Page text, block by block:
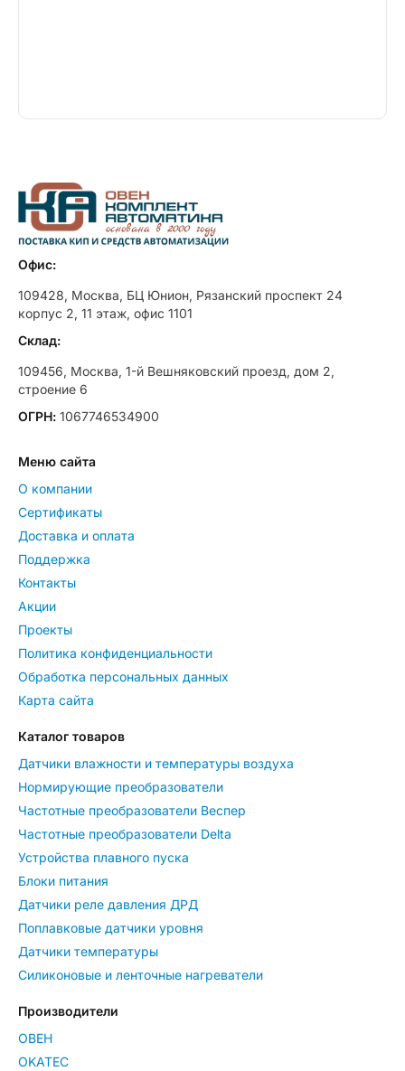
Офис:
109428, Москва, БЦ Юнион, Рязанский проспект 24
корпус 2, 11 этаж, офис 1101
Склад:
109456, Москва, 1-й Вешняковский проезд, дом 2,
строение 6
ОГРН: 1067746534900
Меню сайта
О компании
Сертификаты
Доставка и оплата
Поддержка
Контакты
Акции
Проекты
Политика конфиденциальности
Обработка персональных данных
Карта сайта
Каталог товаров
Датчики влажности и температуры воздуха
Нормирующие преобразователи
Частотные преобразователи Веспер
Частотные преобразователи Delta
Устройства плавного пуска
Блоки питания
Датчики реле давления ДРД
Поплавковые датчики уровня
Датчики температуры
Силиконовые и ленточные нагреватели
Производители
ОВЕН
OKATEC